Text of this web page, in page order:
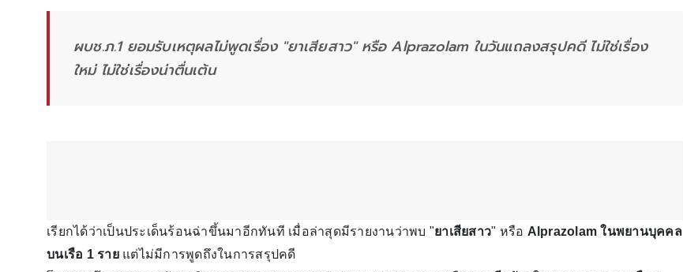
ผบช.ภ.1 ยอมรับเหตุผลไม่พูดเรื่อง "ยาเสียสาว" หรือ Alprazolam ในวันแถลงสรุปคดี ไม่ใช่เรื่อง
ใหม่ ไม่ใช่เรื่องน่าตื่นเต้น
เรียกได้ว่าเป็นประเด็นร้อนฉ่าขึ้นมาอีกทันที เมื่อล่าสุดมีรายงานว่าพบ "ยาเสียสาว" หรือ Alprazolam ในพยานบุคคล
บนเรือ 1 รายแต่ไม่มีการพูดถึงในการสรุปคดี